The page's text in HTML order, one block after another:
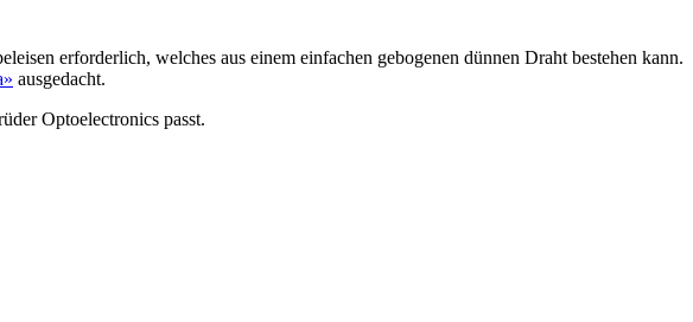
erforderlich, welches aus einem einfachen gebogenen dünnen Draht bestehen kann.
ausgedacht.
Optoelectronics passt.